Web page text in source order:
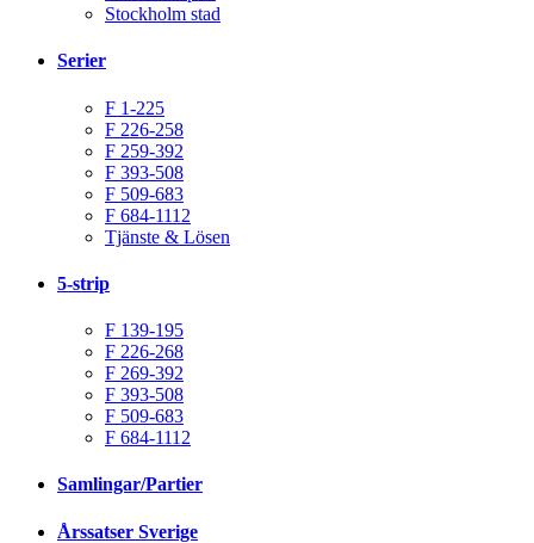
Stockholm stad
Serier
F 1-225
F 226-258
F 259-392
F 393-508
F 509-683
F 684-1112
Tjänste & Lösen
5-strip
F 139-195
F 226-268
F 269-392
F 393-508
F 509-683
F 684-1112
Samlingar/Partier
Årssatser Sverige